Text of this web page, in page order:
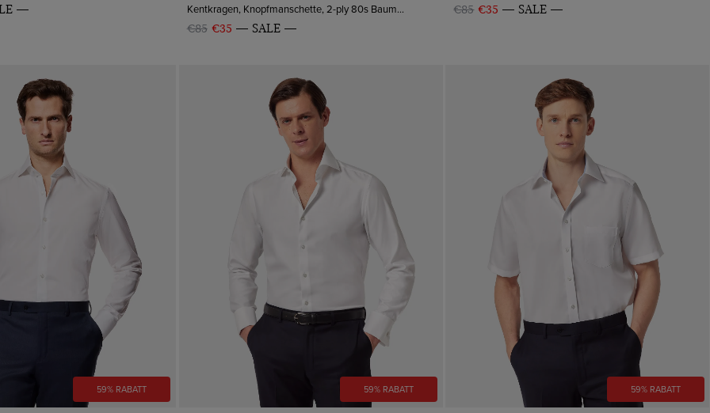
Kentkragen, Knopfmanschette, 2-ply 80s Baumwolle
€85 €35 SALE
€85 €35 SALE
59% RABATT 59% RABATT 59% RABATT